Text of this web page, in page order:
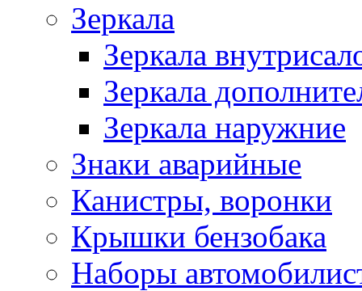
Зеркала
Зеркала
Зеркала
Зеркала наружние
Знаки аварийные
Канистры, воронки
Крышки бензобака
Наборы